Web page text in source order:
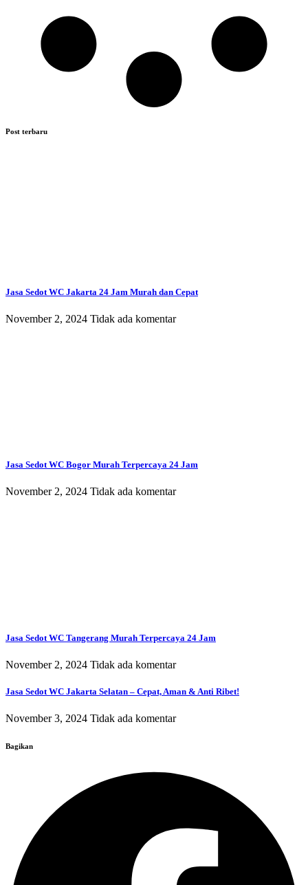
Post terbaru
Jasa Sedot WC Jakarta 24 Jam Murah dan Cepat
November 2, 2024 Tidak ada komentar
Jasa Sedot WC Bogor Murah Terpercaya 24 Jam
November 2, 2024 Tidak ada komentar
Jasa Sedot WC Tangerang Murah Terpercaya 24 Jam
November 2, 2024 Tidak ada komentar
Jasa Sedot WC Jakarta Selatan – Cepat, Aman & Anti Ribet!
November 3, 2024 Tidak ada komentar
Bagikan